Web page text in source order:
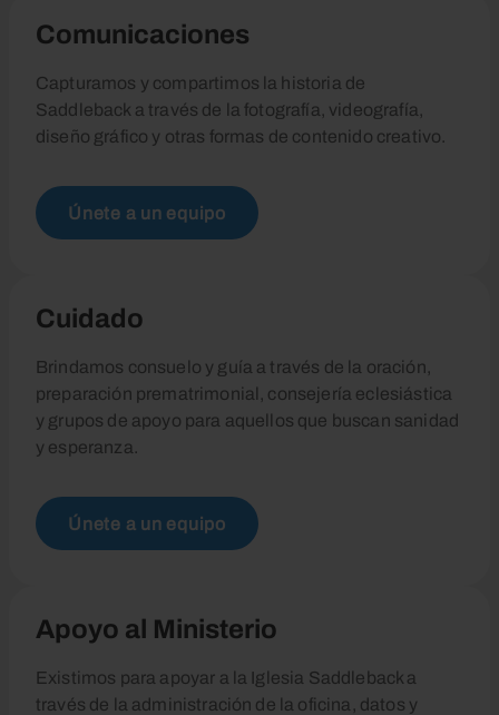
Comunicaciones
Capturamos y compartimos la historia de
Saddleback a través de la fotografía, videografía,
diseño gráfico y otras formas de contenido creativo.
Únete a un equipo
Cuidado
Brindamos consuelo y guía a través de la oración,
preparación prematrimonial, consejería eclesiástica
y grupos de apoyo para aquellos que buscan sanidad
y esperanza.
Únete a un equipo
Apoyo al Ministerio
Existimos para apoyar a la Iglesia Saddleback a
través de la administración de la oficina, datos y